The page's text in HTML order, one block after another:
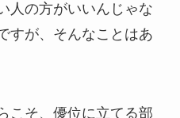
人の方がいいんじゃな
すが、そんなことはあ
こそ、優位に立てる部